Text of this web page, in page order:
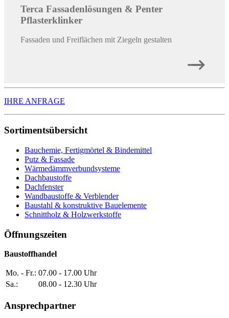
Terca Fassadenlösungen & Penter
Pflasterklinker
Fassaden und Freiflächen mit Ziegeln gestalten
IHRE ANFRAGE
Sortimentsübersicht
Bauchemie, Fertigmörtel & Bindemittel
Putz & Fassade
Wärmedämmverbundsysteme
Dachbaustoffe
Dachfenster
Wandbaustoffe & Verblender
Baustahl & konstruktive Bauelemente
Schnittholz & Holzwerkstoffe
Öffnungszeiten
Baustoffhandel
Mo. - Fr.: 07.00 - 17.00 Uhr
Sa.:
08.00 - 12.30 Uhr
Ansprechpartner